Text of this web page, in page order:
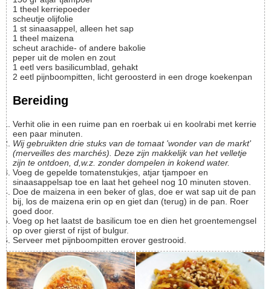
1 theel kerriepoeder
scheutje olijfolie
1 st sinaasappel, alleen het sap
1 theel maizena
scheut arachide- of andere bakolie
peper uit de molen en zout
1 eetl vers basilicumblad, gehakt
2 eetl pijnboompitten, licht geroosterd in een droge koekenpan
Bereiding
Verhit olie in een ruime pan en roerbak ui en koolrabi met kerrie
een paar minuten.
Wij gebruikten drie stuks van de tomaat 'wonder van de markt'
(merveilles des marchés). Deze zijn makkelijk van het velletje
zijn te ontdoen, d,w.z. zonder dompelen in kokend water.
Voeg de gepelde tomatenstukjes, atjar tjampoer en
sinaasappelsap toe en laat het geheel nog 10 minuten stoven.
Doe de maizena in een beker of glas, doe er wat sap uit de pan
bij, los de maizena erin op en giet dan (terug) in de pan. Roer
goed door.
Voeg op het laatst de basilicum toe en dien het groentemengsel
op over gierst of rijst of bulgur.
Serveer met pijnboompitten erover gestrooid.